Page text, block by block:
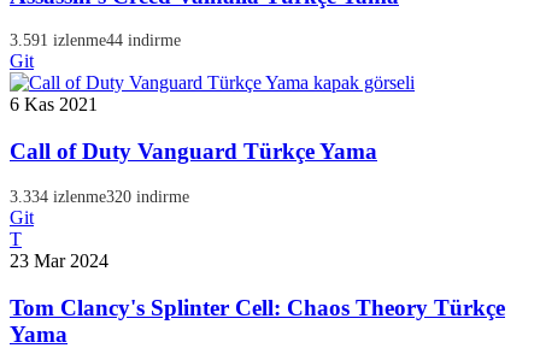
3.591 izlenme44 indirme
Git
6 Kas 2021
Call of Duty Vanguard Türkçe Yama
3.334 izlenme320 indirme
Git
T
23 Mar 2024
Tom Clancy's Splinter Cell: Chaos Theory Türkçe
Yama